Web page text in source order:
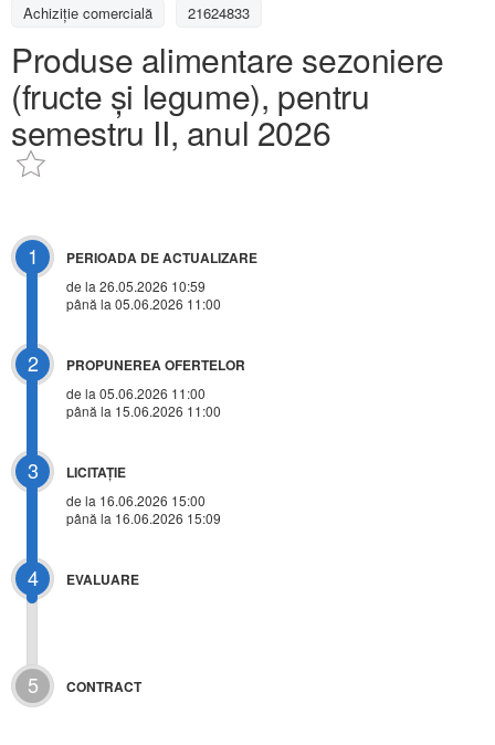
Achizițiе comercială 21624833
Produse alimentare sezoniere
(fructe și legume), pentru
semestru II, anul 2026
1 PERIOADA DE ACTUALIZARE
de la 26.05.2026 10:59
până la 05.06.2026 11:00
2 PROPUNEREA OFERTELOR
de la 05.06.2026 11:00
până la 15.06.2026 11:00
3 LICITAŢIE
de la 16.06.2026 15:00
până la 16.06.2026 15:09
4 EVALUARE
5 CONTRACT